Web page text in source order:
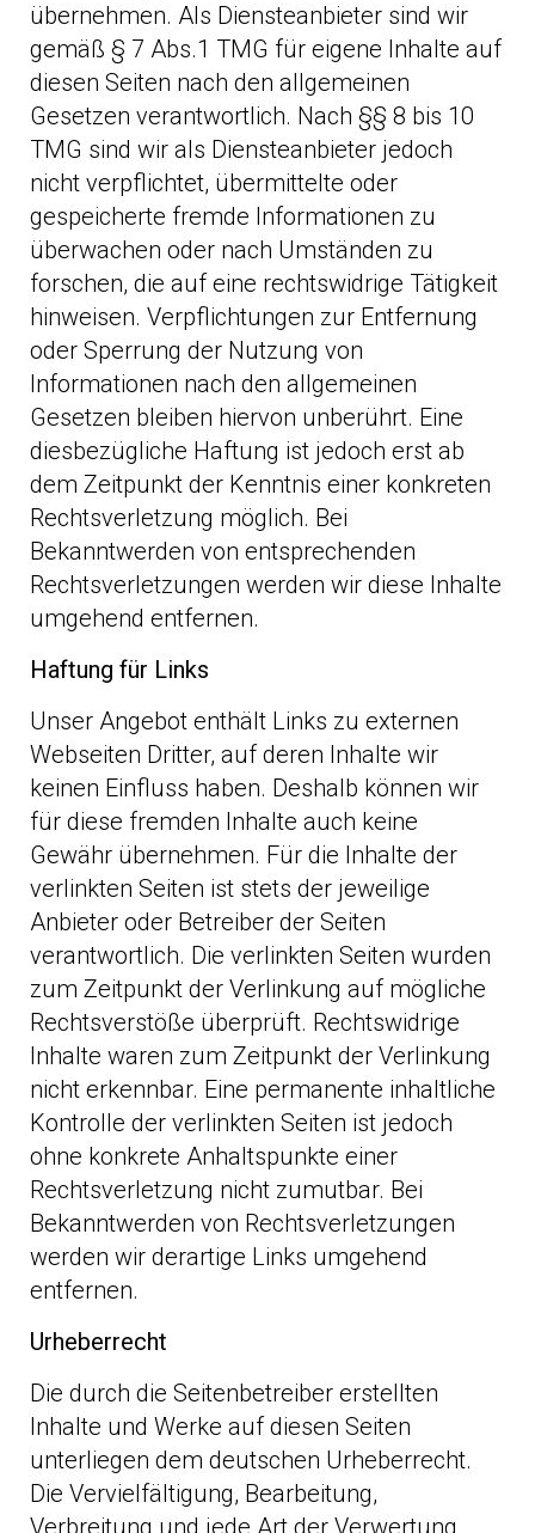
übernehmen. Als Diensteanbieter sind wir
gemäß § 7 Abs.1 TMG für eigene Inhalte auf
diesen Seiten nach den allgemeinen
Gesetzen verantwortlich. Nach §§ 8 bis 10
TMG sind wir als Diensteanbieter jedoch
nicht verpflichtet, übermittelte oder
gespeicherte fremde Informationen zu
überwachen oder nach Umständen zu
forschen, die auf eine rechtswidrige Tätigkeit
hinweisen. Verpflichtungen zur Entfernung
oder Sperrung der Nutzung von
Informationen nach den allgemeinen
Gesetzen bleiben hiervon unberührt. Eine
diesbezügliche Haftung ist jedoch erst ab
dem Zeitpunkt der Kenntnis einer konkreten
Rechtsverletzung möglich. Bei
Bekanntwerden von entsprechenden
Rechtsverletzungen werden wir diese Inhalte
umgehend entfernen.
Haftung für Links
Unser Angebot enthält Links zu externen
Webseiten Dritter, auf deren Inhalte wir
keinen Einfluss haben. Deshalb können wir
für diese fremden Inhalte auch keine
Gewähr übernehmen. Für die Inhalte der
verlinkten Seiten ist stets der jeweilige
Anbieter oder Betreiber der Seiten
verantwortlich. Die verlinkten Seiten wurden
zum Zeitpunkt der Verlinkung auf mögliche
Rechtsverstöße überprüft. Rechtswidrige
Inhalte waren zum Zeitpunkt der Verlinkung
nicht erkennbar. Eine permanente inhaltliche
Kontrolle der verlinkten Seiten ist jedoch
ohne konkrete Anhaltspunkte einer
Rechtsverletzung nicht zumutbar. Bei
Bekanntwerden von Rechtsverletzungen
werden wir derartige Links umgehend
entfernen.
Urheberrecht
Die durch die Seitenbetreiber erstellten
Inhalte und Werke auf diesen Seiten
unterliegen dem deutschen Urheberrecht.
Die Vervielfältigung, Bearbeitung,
Verbreitung und jede Art der Verwertung